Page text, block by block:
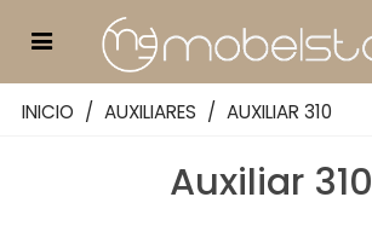
INICIO / AUXILIARES / AUXILIAR 310
Auxiliar 310